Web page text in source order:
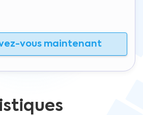
vous maintenant